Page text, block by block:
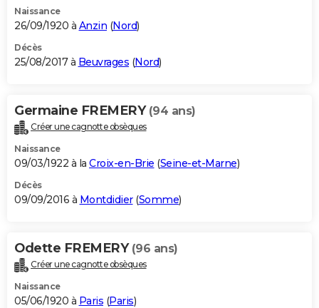
Naissance
26/09/1920 à Anzin (Nord)
Décès
25/08/2017 à Beuvrages (Nord)
Germaine FREMERY (94 ans)
Créer une cagnotte obsèques
Naissance
09/03/1922 à la Croix-en-Brie (Seine-et-Marne)
Décès
09/09/2016 à Montdidier(Somme)
Odette FREMERY (96 ans)
Créer une cagnotte obsèques
Naissance
05/06/1920 à Paris (Paris)